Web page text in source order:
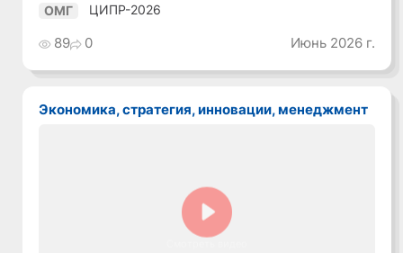
ОМГ ЦИПР-2026
89 0 Июнь 2026 г.
Экономика, стратегия, инновации, менеджмент